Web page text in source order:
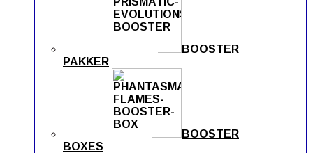
BOOSTER
PAKKER
BOOSTER
BOXES